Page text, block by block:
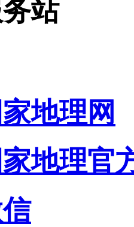
站
地理网
地理官